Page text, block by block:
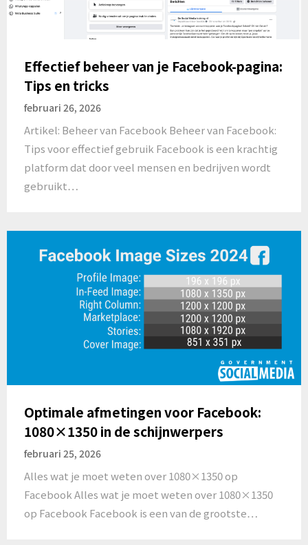
Effectief beheer van je Facebook-pagina:
Tips en tricks
februari 26, 2026
Artikel: Beheer van Facebook Beheer van Facebook:
Tips voor effectief gebruik Facebook is een krachtig
platform dat door veel mensen en bedrijven wordt
gebruikt…
Optimale afmetingen voor Facebook:
1080×1350 in de schijnwerpers
februari 25, 2026
Alles wat je moet weten over 1080×1350 op
Facebook Alles wat je moet weten over 1080×1350
op Facebook Facebook is een van de grootste…